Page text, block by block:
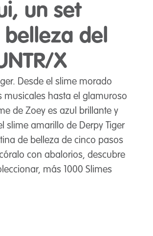
un set
del
X
Desde el slime morado
musicales hasta el glamuroso
de Zoey es azul brillante y
slime amarillo de Derpy Tiger
de belleza de cinco pasos
con abalorios, descubre
más 1000 Slimes